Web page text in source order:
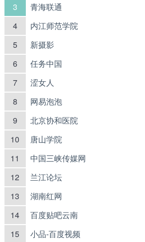
3 青海联通
4 内江师范学院
5 新摄影
6 任务中国
7 涩女人
8 网易泡泡
9 北京协和医院
10 唐山学院
11 中国三峡传媒网
12 兰江论坛
13 湖南红网
14 百度贴吧云南
15 小品-百度视频